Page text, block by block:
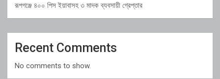
রূপগঞ্জে ৪০০ পিস ইয়াবাসহ ৩ মাদক ব্যবসায়ী গ্রেপ্তার
Recent Comments
No comments to show.